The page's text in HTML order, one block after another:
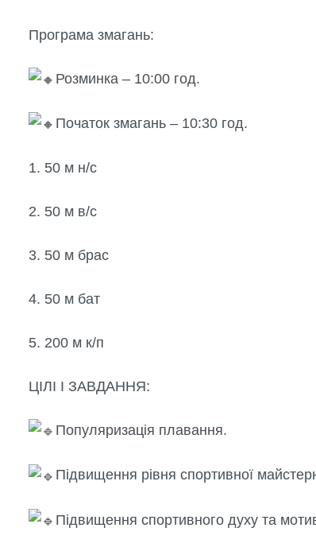
Програма змагань:
Розминка – 10:00 год.
Початок змагань – 10:30 год.
1. 50 м н/с
2. 50 м в/с
3. 50 м брас
4. 50 м бат
5. 200 м к/п
ЦІЛІ І ЗАВДАННЯ:
Популяризація плавання.
Підвищення рівня спортивної
Підвищення спортивного духу та